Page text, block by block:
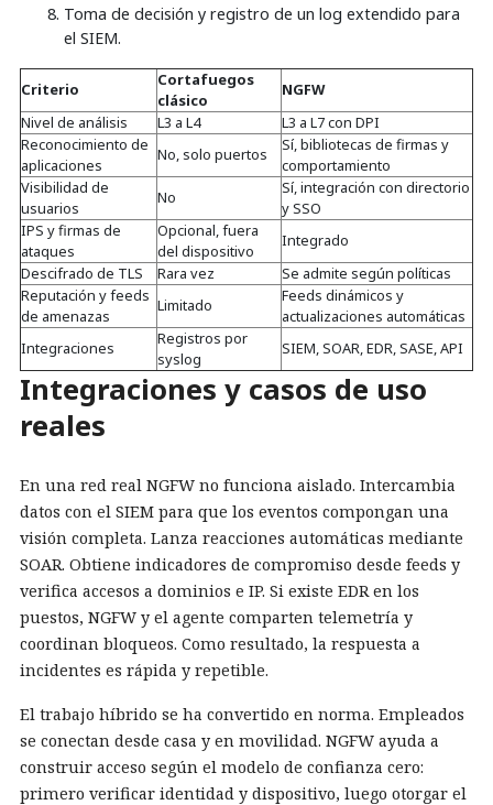
Toma de decisión y registro de un log extendido para
el SIEM.
Criterio
Cortafuegos
clásico
NGFW
Nivel de análisis
L3 a L4
L3 a L7 con DPI
Reconocimiento de
aplicaciones
No, solo puertos
Sí, bibliotecas de firmas y
comportamiento
Visibilidad de
usuarios
No
Sí, integración con directorio
y SSO
IPS y firmas de
ataques
Opcional, fuera
del dispositivo
Integrado
Descifrado de TLS
Rara vez
Se admite según políticas
Reputación y feeds
de amenazas
Limitado
Feeds dinámicos y
actualizaciones automáticas
Integraciones
Registros por
syslog
SIEM, SOAR, EDR, SASE, API
Integraciones y casos de uso
reales
En una red real NGFW no funciona aislado. Intercambia
datos con el SIEM para que los eventos compongan una
visión completa. Lanza reacciones automáticas mediante
SOAR. Obtiene indicadores de compromiso desde feeds y
verifica accesos a dominios e IP. Si existe EDR en los
puestos, NGFW y el agente comparten telemetría y
coordinan bloqueos. Como resultado, la respuesta a
incidentes es rápida y repetible.
El trabajo híbrido se ha convertido en norma. Empleados
se conectan desde casa y en movilidad. NGFW ayuda a
construir acceso según el modelo de confianza cero:
primero verificar identidad y dispositivo, luego otorgar el